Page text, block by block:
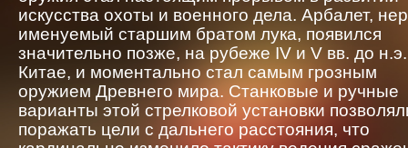
искусства охоты и военного дела. Арбалет,
именуемый старшим братом лука, появился
значительно позже, на рубеже IV и V вв. до
Китае, и моментально стал самым грозным
оружием Древнего мира. Станковые и ручные
варианты этой стрелковой установки
поражать цели с дальнего расстояния, что